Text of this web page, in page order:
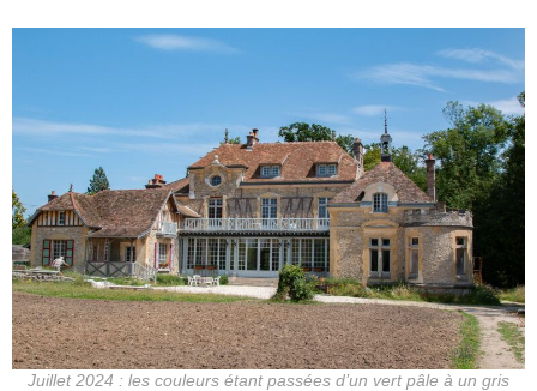
Juillet 2024 : les couleurs étant passées d’un vert pâle à un gris